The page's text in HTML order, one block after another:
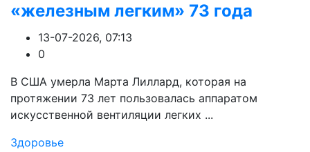
«железным легким» 73 года
13-07-2026, 07:13
0
В США умерла Марта Лиллард, которая на
протяжении 73 лет пользовалась аппаратом
искусственной вентиляции легких ...
Здоровье